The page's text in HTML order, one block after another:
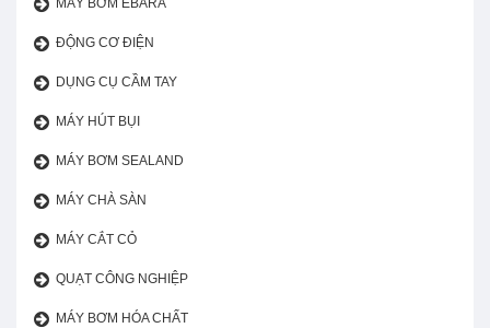
MÁY BƠM EBARA
ĐỘNG CƠ ĐIỆN
DỤNG CỤ CẦM TAY
MÁY HÚT BỤI
MÁY BƠM SEALAND
MÁY CHÀ SÀN
MÁY CẮT CỎ
QUẠT CÔNG NGHIỆP
MÁY BƠM HÓA CHẤT